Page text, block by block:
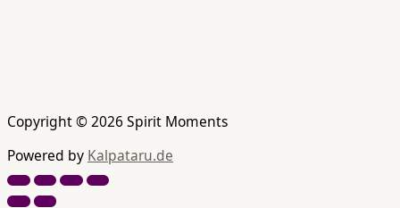
Copyright © 2026 Spirit Moments
Powered by Kalpataru.de